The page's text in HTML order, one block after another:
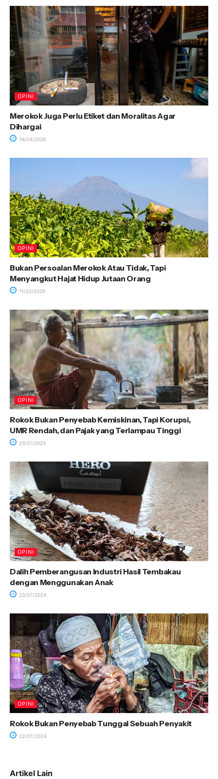
OPINI
Merokok Juga Perlu Etiket dan Moralitas Agar
Dihargai
16/04/2026
OPINI
Bukan Persoalan Merokok Atau Tidak, Tapi
Menyangkut Hajat Hidup Jutaan Orang
11/02/2026
OPINI
Rokok Bukan Penyebab Kemiskinan, Tapi Korupsi,
UMR Rendah, dan Pajak yang Terlampau Tinggi
23/01/2025
OPINI
Dalih Pemberangusan Industri Hasil Tembakau
dengan Menggunakan Anak
23/07/2024
OPINI
Rokok Bukan Penyebab Tunggal Sebuah Penyakit
22/07/2024
Artikel Lain